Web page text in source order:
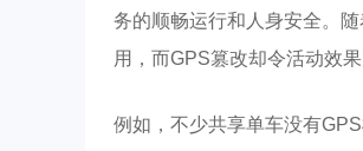
务的顺畅运行和人身安全。
用，而GPS篡改却令活动效
例如，不少共享单车没有